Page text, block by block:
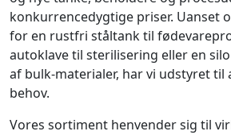
konkurrencedygtige priser. Uanset
for en rustfri ståltank til
autoklave til sterilisering eller en
af bulk-materialer, har vi udstyret
behov.
Vores sortiment henvender sig til